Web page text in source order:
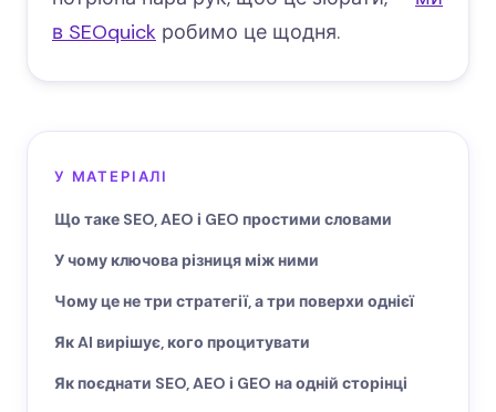
в SEOquick робимо це щодня.
У МАТЕРІАЛІ
Що таке SEO, AEO і GEO простими словами
У чому ключова різниця між ними
Чому це не три стратегії, а три поверхи однієї
Як AI вирішує, кого процитувати
Як поєднати SEO, AEO і GEO на одній сторінці